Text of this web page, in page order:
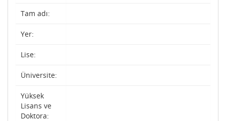
Tam adı:
Yer:
Lise:
Üniversite:
Yüksek
Lisans ve
Doktora: